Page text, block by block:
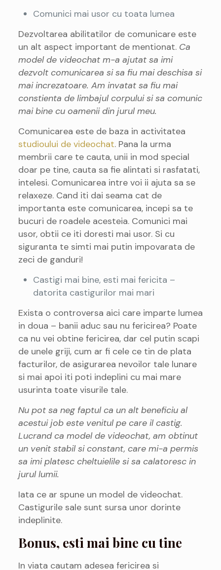
Comunici mai usor cu toata lumea
Dezvoltarea abilitatilor de comunicare este
un alt aspect important de mentionat. Ca
model de videochat m-a ajutat sa imi
dezvolt comunicarea si sa fiu mai deschisa si
mai increzatoare. Am invatat sa fiu mai
constienta de limbajul corpului si sa comunic
mai bine cu oamenii din jurul meu.
Comunicarea este de baza in activitatea
studioului de videochat. Pana la urma
membrii care te cauta, unii in mod special
doar pe tine, cauta sa fie alintati si rasfatati,
intelesi. Comunicarea intre voi ii ajuta sa se
relaxeze. Cand iti dai seama cat de
importanta este comunicarea, incepi sa te
bucuri de roadele acesteia. Comunici mai
usor, obtii ce iti doresti mai usor. Si cu
siguranta te simti mai putin impovarata de
zeci de ganduri!
Castigi mai bine, esti mai fericita –
datorita castigurilor mai mari
Exista o controversa aici care imparte lumea
in doua – banii aduc sau nu fericirea? Poate
ca nu vei obtine fericirea, dar cel putin scapi
de unele griji, cum ar fi cele ce tin de plata
facturilor, de asigurarea nevoilor tale lunare
si mai apoi iti poti indeplini cu mai mare
usurinta toate visurile tale.
Nu pot sa neg faptul ca un alt beneficiu al
acestui job este venitul pe care il castig.
Lucrand ca model de videochat, am obtinut
un venit stabil si constant, care mi-a permis
sa imi platesc cheltuielile si sa calatoresc in
jurul lumii.
Iata ce ar spune un model de videochat.
Castigurile sale sunt sursa unor dorinte
indeplinite.
Bonus, esti mai bine cu tine
In viata cautam adesea fericirea si